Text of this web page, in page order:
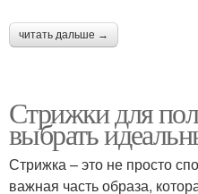
читать дальше →
Стрижки для
выбрать
Стрижка – это не просто
важная часть образа,